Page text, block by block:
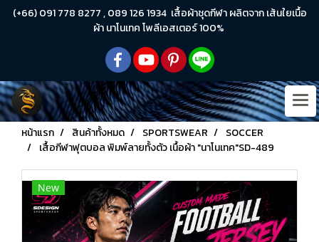
(+66) 091 778 8277 , 089 126 1934 เสื้อผ้าชุดกีฬา ผลิตจาก เส้นใยเนื้อ
ผ้า นาโนเทค โพลีเอสเตอร์ 100%
หน้าแรก สินค้าทั้งหมด SPORTSWEAR
SOCCER
เสื้อกีฬาฟุตบอล พิมพ์ลายทั้งตัว เนื้อผ้า "นาโนเทค"SD-489
New